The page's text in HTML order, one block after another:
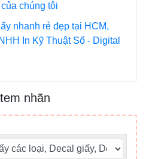
chúng tôi
nhanh rẻ đẹp tại HCM,
In Kỹ Thuật Số - Digital
nhãn